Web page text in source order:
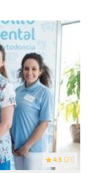
4.5 (21)